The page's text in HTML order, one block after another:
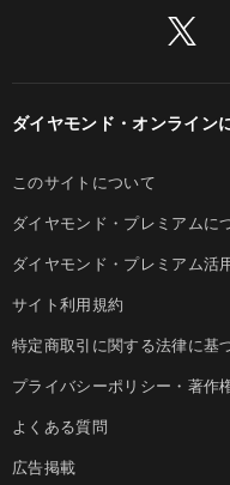
ダイヤモンド・オンライン
このサイトについて
ダイヤモンド・プレミアムに
ダイヤモンド・プレミアム活
サイト利用規約
特定商取引に関する法律に基
プライバシーポリシー・著作
よくある質問
広告掲載